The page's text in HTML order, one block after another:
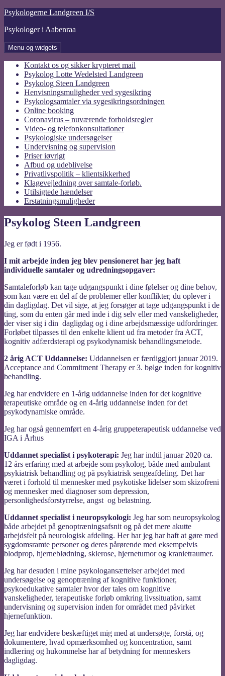
Hop
indhold
Psykologerne Landgreen I/S
Psykologer i Aabenraa
Menu og widgets
Kontakt os og sikker krypteret mail
Psykolog Lotte Wedelsted Landgreen
Psykolog Steen Landgreen
Henvisningsmuligheder ved sygesikring
Psykologsamtaler via sygesikringsordningen
Online booking
Coronavirus – nuværende forholdsregler
Video- og telefonkonsultationer
Psykologiske undersøgelser
Undervisning og supervision
Priser iøvrigt
Afbud og udeblivelse
Privatlivspolitik – klientsikkerhed
Klagevejledning over samtale-forløb.
Utilsigtede hændelser
Erstatningsmuligheder
Psykolog Steen Landgreen
Jeg er født i 1956.
I mit arbejde inden jeg blev pensioneret har jeg haft
individuelle samtaler og udredningsopgaver:
Samtaleforløb kan tage udgangspunkt i dine følelser og dine behov,
som kan være en del af de problemer eller konflikter, du oplever i
din dagligdag. Det vil sige, at jeg forsøger at tage udgangspunkt i de
ting, som du enten går med inde i dig selv eller med vanskeligheder,
der viser sig i din dagligdag og i dine arbejdsmæssige udfordringer.
Forløbet tilpasses til den enkelte klient ud fra metoder fra ACT,
kognitiv adfærdsterapi og psykodynamisk behandlingsmetode.
2 årig ACT Uddannelse: Uddannelsen er færdiggjort januar 2019.
Acceptance and Commitment Therapy er 3. bølge inden for kognitiv
behandling.
Jeg har endvidere en 1-årig uddannelse inden for det kognitive
terapeutiske område og en 4-årig uddannelse inden for det
psykodynamiske område.
Jeg har også gennemført en 4-årig gruppeterapeutisk uddannelse ved
IGA i Århus
Uddannet specialist i psykoterapi: Jeg har indtil januar 2020 ca.
12 års erfaring med at arbejde som psykolog, både med ambulant
psykiatrisk behandling og på psykiatrisk sengeafdeling. Det har
været i forhold til mennesker med psykotiske lidelser som skizofreni
og mennesker med diagnoser som depression,
personlighedsforstyrrelse, angst og belastning.
Uddannet specialist i neuropsykologi: Jeg har som neuropsykolog
både arbejdet på genoptræningsafsnit og på det mere akutte
arbejdsfelt på neurologisk afdeling. Her har jeg har haft at gøre med
sygdomsramte personer og deres pårørende med eksempelvis
blodprop, hjerneblødning, sklerose, hjernetumor og kranietraumer.
Jeg har desuden i mine psykologansættelser arbejdet med
undersøgelse og genoptræning af kognitive funktioner,
psykoedukative samtaler hvor der tales om kognitive
vanskeligheder, terapeutiske forløb omkring livssituation, samt
undervisning og supervision inden for området med påvirket
hjernefunktion.
Jeg har endvidere beskæftiget mig med at undersøge, forstå, og
dokumentere, hvad opmærksomhed og koncentration, samt
indlæring og hukommelse har af betydning for menneskers
dagligdag.